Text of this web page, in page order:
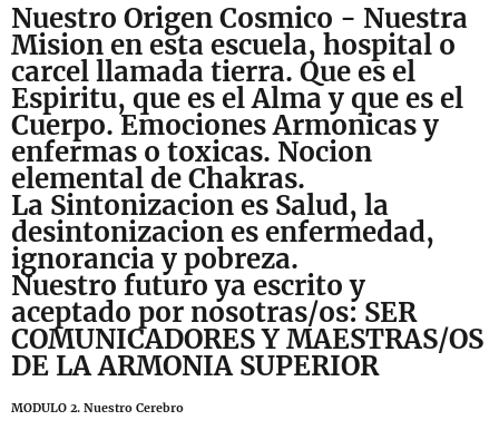
Nuestro Origen Cosmico - Nuestra
Mision en esta escuela, hospital o
carcel llamada tierra. Que es el
Espiritu, que es el Alma y que es el
Cuerpo. Emociones Armonicas y
enfermas o toxicas. Nocion
elemental de Chakras.
La Sintonizacion es Salud, la
desintonizacion es enfermedad,
ignorancia y pobreza.
Nuestro futuro ya escrito y
aceptado por nosotras/os: SER
COMUNICADORES Y MAESTRAS/OS
DE LA ARMONIA SUPERIOR
MODULO 2. Nuestro Cerebro